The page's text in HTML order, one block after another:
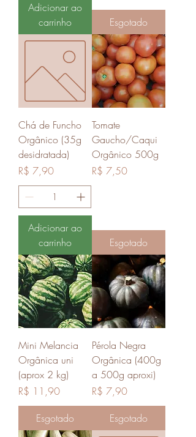
Adicionar ao
carrinho
Esgotado
Chá de Funcho
Orgânico (35g
desidratada)
Preço
R$ 7,90
Adicionar ao
carrinho
Tomate
Gaucho/Caqui
Orgânico 500g
Preço
R$ 7,50
Esgotado
Mini Melancia
Orgânica uni
(aprox 2 kg)
Preço
R$ 11,90
Esgotado
Pérola Negra
Orgânica (400g
a 500g aproxi)
Preço
R$ 7,90
Esgotado